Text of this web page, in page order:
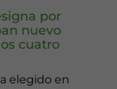
por
nuevo
cuatro
elegido en